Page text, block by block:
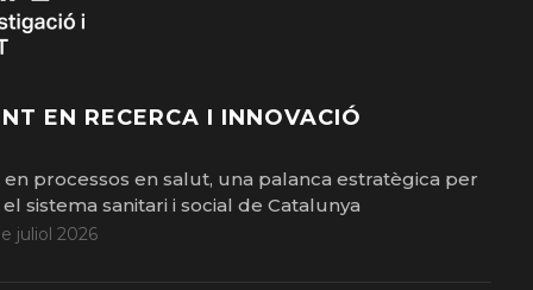
EN RECERCA I INNOVACIÓ
en processos en salut, una palanca estratègica per
sistema sanitari i social de Catalunya
juliol 2026